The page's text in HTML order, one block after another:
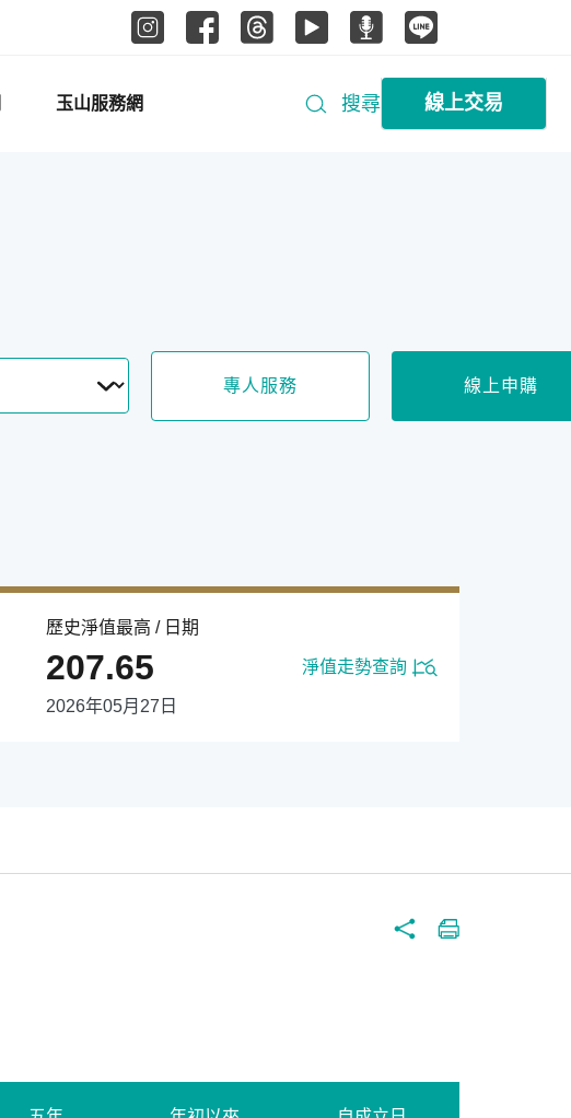
玉山服務網 搜尋 線上交易
專人服務 線上申購
歷史淨值最高 / 日期
207.65
2026年05月27日
淨值走勢查詢